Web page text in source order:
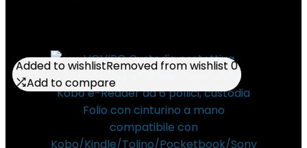
Added to wishlistRemoved from wishlist 0
Add to compare
Added to wishlistRemoved from wishlist 0
Add to compare